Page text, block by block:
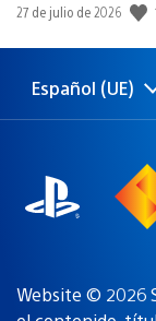
Fecha
publicación:
27 de julio de 2026
Selecciona
una
Región
actual:
Español (UE)
Website © 2026